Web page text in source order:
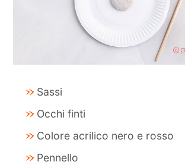
Sassi
Occhi finti
Colore acrilico nero e rosso
Pennello